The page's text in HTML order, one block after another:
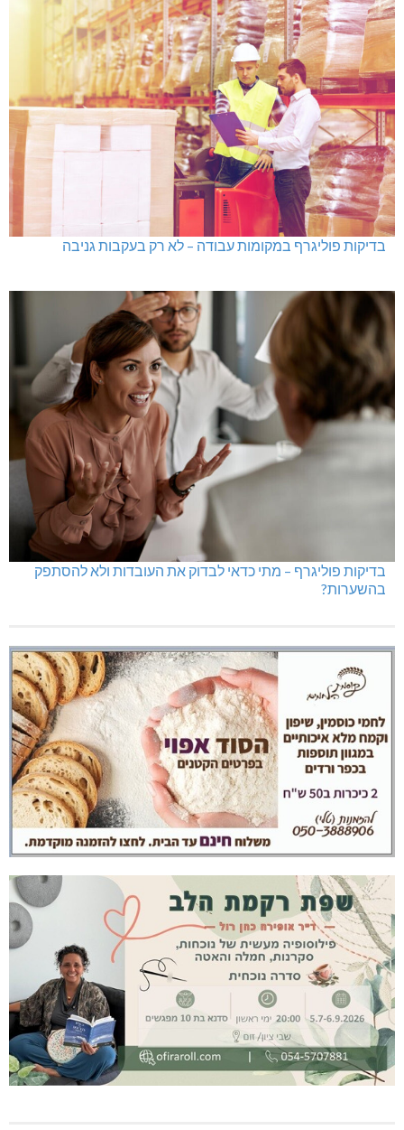
בדיקות פוליגרף במקומות עבודה – לא רק בעקבות גניבה
בדיקות פוליגרף – מתי כדאי לבדוק את העובדות ולא להסתפק
בהשערות?